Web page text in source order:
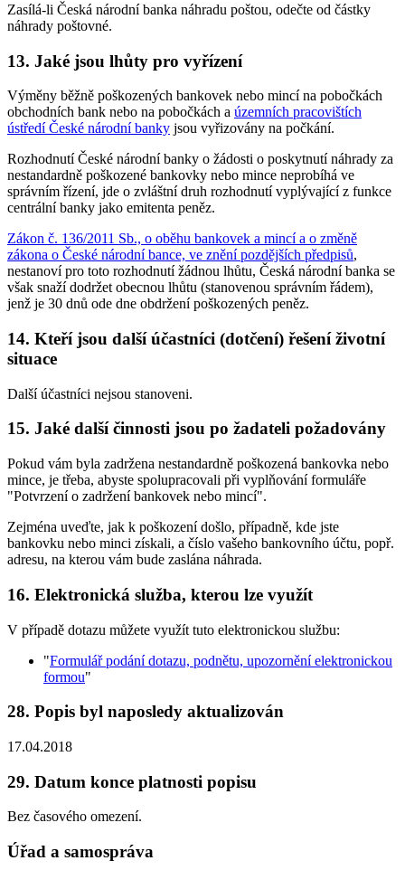
Zasílá-li Česká národní banka náhradu poštou, odečte od částky
náhrady poštovné.
13. Jaké jsou lhůty pro vyřízení
Výměny běžně poškozených bankovek nebo mincí na pobočkách
obchodních bank nebo na pobočkách a územních pracovištích
ústředí České národní banky jsou vyřizovány na počkání.
Rozhodnutí České národní banky o žádosti o poskytnutí náhrady za
nestandardně poškozené bankovky nebo mince neprobíhá ve
správním řízení, jde o zvláštní druh rozhodnutí vyplývající z funkce
centrální banky jako emitenta peněz.
Zákon č. 136/2011 Sb., o oběhu bankovek a mincí a o změně
zákona o České národní bance, ve znění pozdějších předpisů,
nestanoví pro toto rozhodnutí žádnou lhůtu, Česká národní banka se
však snaží dodržet obecnou lhůtu (stanovenou správním řádem),
jenž je 30 dnů ode dne obdržení poškozených peněz.
14. Kteří jsou další účastníci (dotčení) řešení životní
situace
Další účastníci nejsou stanoveni.
15. Jaké další činnosti jsou po žadateli požadovány
Pokud vám byla zadržena nestandardně poškozená bankovka nebo
mince, je třeba, abyste spolupracovali při vyplňování formuláře
"Potvrzení o zadržení bankovek nebo mincí".
Zejména uveďte, jak k poškození došlo, případně, kde jste
bankovku nebo minci získali, a číslo vašeho bankovního účtu, popř.
adresu, na kterou vám bude zaslána náhrada.
16. Elektronická služba, kterou lze využít
V případě dotazu můžete využít tuto elektronickou službu:
"Formulář podání dotazu, podnětu, upozornění elektronickou
formou"
28. Popis byl naposledy aktualizován
17.04.2018
29. Datum konce platnosti popisu
Bez časového omezení.
Úřad a samospráva